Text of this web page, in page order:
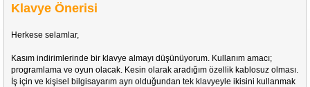
Klavye Önerisi
Herkese selamlar,
Kasım indirimlerinde bir klavye almayı düşünüyorum. Kullanım amacı;
programlama ve oyun olacak. Kesin olarak aradığım özellik kablosuz olması.
İş için ve kişisel bilgisayarım ayrı olduğundan tek klavyeyle ikisini kullanmak